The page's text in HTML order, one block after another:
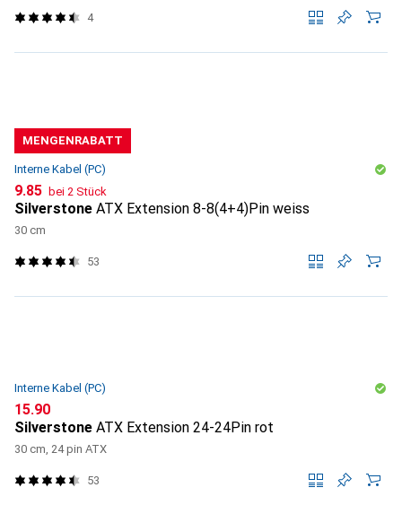
4
MENGENRABATT
Interne Kabel (PC)
CHF
9.85 bei 2 Stück
Silverstone ATX Extension 8-8(4+4)Pin weiss
30 cm
53
Interne Kabel (PC)
CHF
15.90
Silverstone ATX Extension 24-24Pin rot
30 cm, 24 pin ATX
53